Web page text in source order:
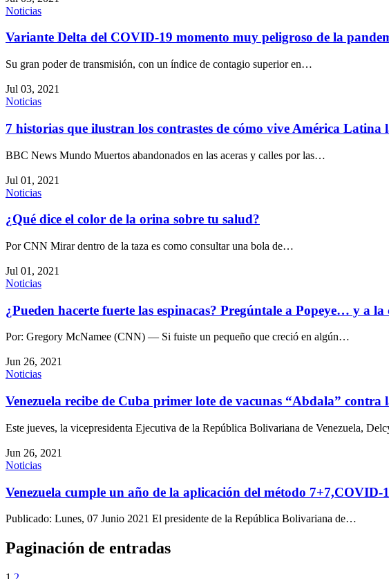
Noticias
Variante Delta del COVID-19 momento muy peligroso de la
Su gran poder de transmisión, con un índice de contagio superior en…
Jul 03, 2021
Noticias
7 historias que ilustran los contrastes de cómo vive América Latina
BBC News Mundo Muertos abandonados en las aceras y calles por las…
Jul 01, 2021
Noticias
¿Qué dice el color de la orina sobre tu salud?
Por CNN Mirar dentro de la taza es como consultar una bola de…
Jul 01, 2021
Noticias
¿Pueden hacerte fuerte las espinacas? Pregúntale a Popeye… y a la
Por: Gregory McNamee (CNN) — Si fuiste un pequeño que creció en algún…
Jun 26, 2021
Noticias
Venezuela recibe de Cuba primer lote de vacunas “Abdala” contra
Este jueves, la vicepresidenta Ejecutiva de la República Bolivariana de Venezuela,
Jun 26, 2021
Noticias
Venezuela cumple un año de la aplicación del método 7+7,COVID-
Publicado: Lunes, 07 Junio 2021 El presidente de la República Bolivariana de…
Paginación de entradas